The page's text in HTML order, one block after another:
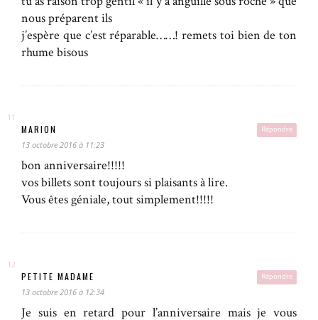
nous préparent ils
j’espère que c’est réparable……! remets toi bien de ton
rhume bisous
Répondre
MARION
13 octobre 2016 à 11:23
bon anniversaire!!!!!
vos billets sont toujours si plaisants à lire.
Vous êtes géniale, tout simplement!!!!!
Répondre
PETITE MADAME
13 octobre 2016 à 12:34
Je suis en retard pour l’anniversaire mais je vous